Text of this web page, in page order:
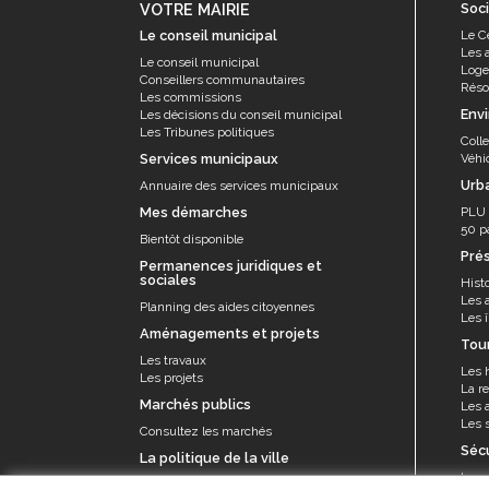
VOTRE MAIRIE
Le conseil municipal
Le conseil municipal
Conseillers communautaires
Les commissions
Les décisions du conseil municipal
Les Tribunes politiques
Services municipaux
Annuaire des services municipaux
Mes démarches
Bientôt disponible
Permanences juridiques et
sociales
Planning des aides citoyennes
Aménagements et projets
Les travaux
Les projets
Marchés publics
Consultez les marchés
La politique de la ville
Le
Les
PLU
50
Les
Les
Les
La
Les
Les
La